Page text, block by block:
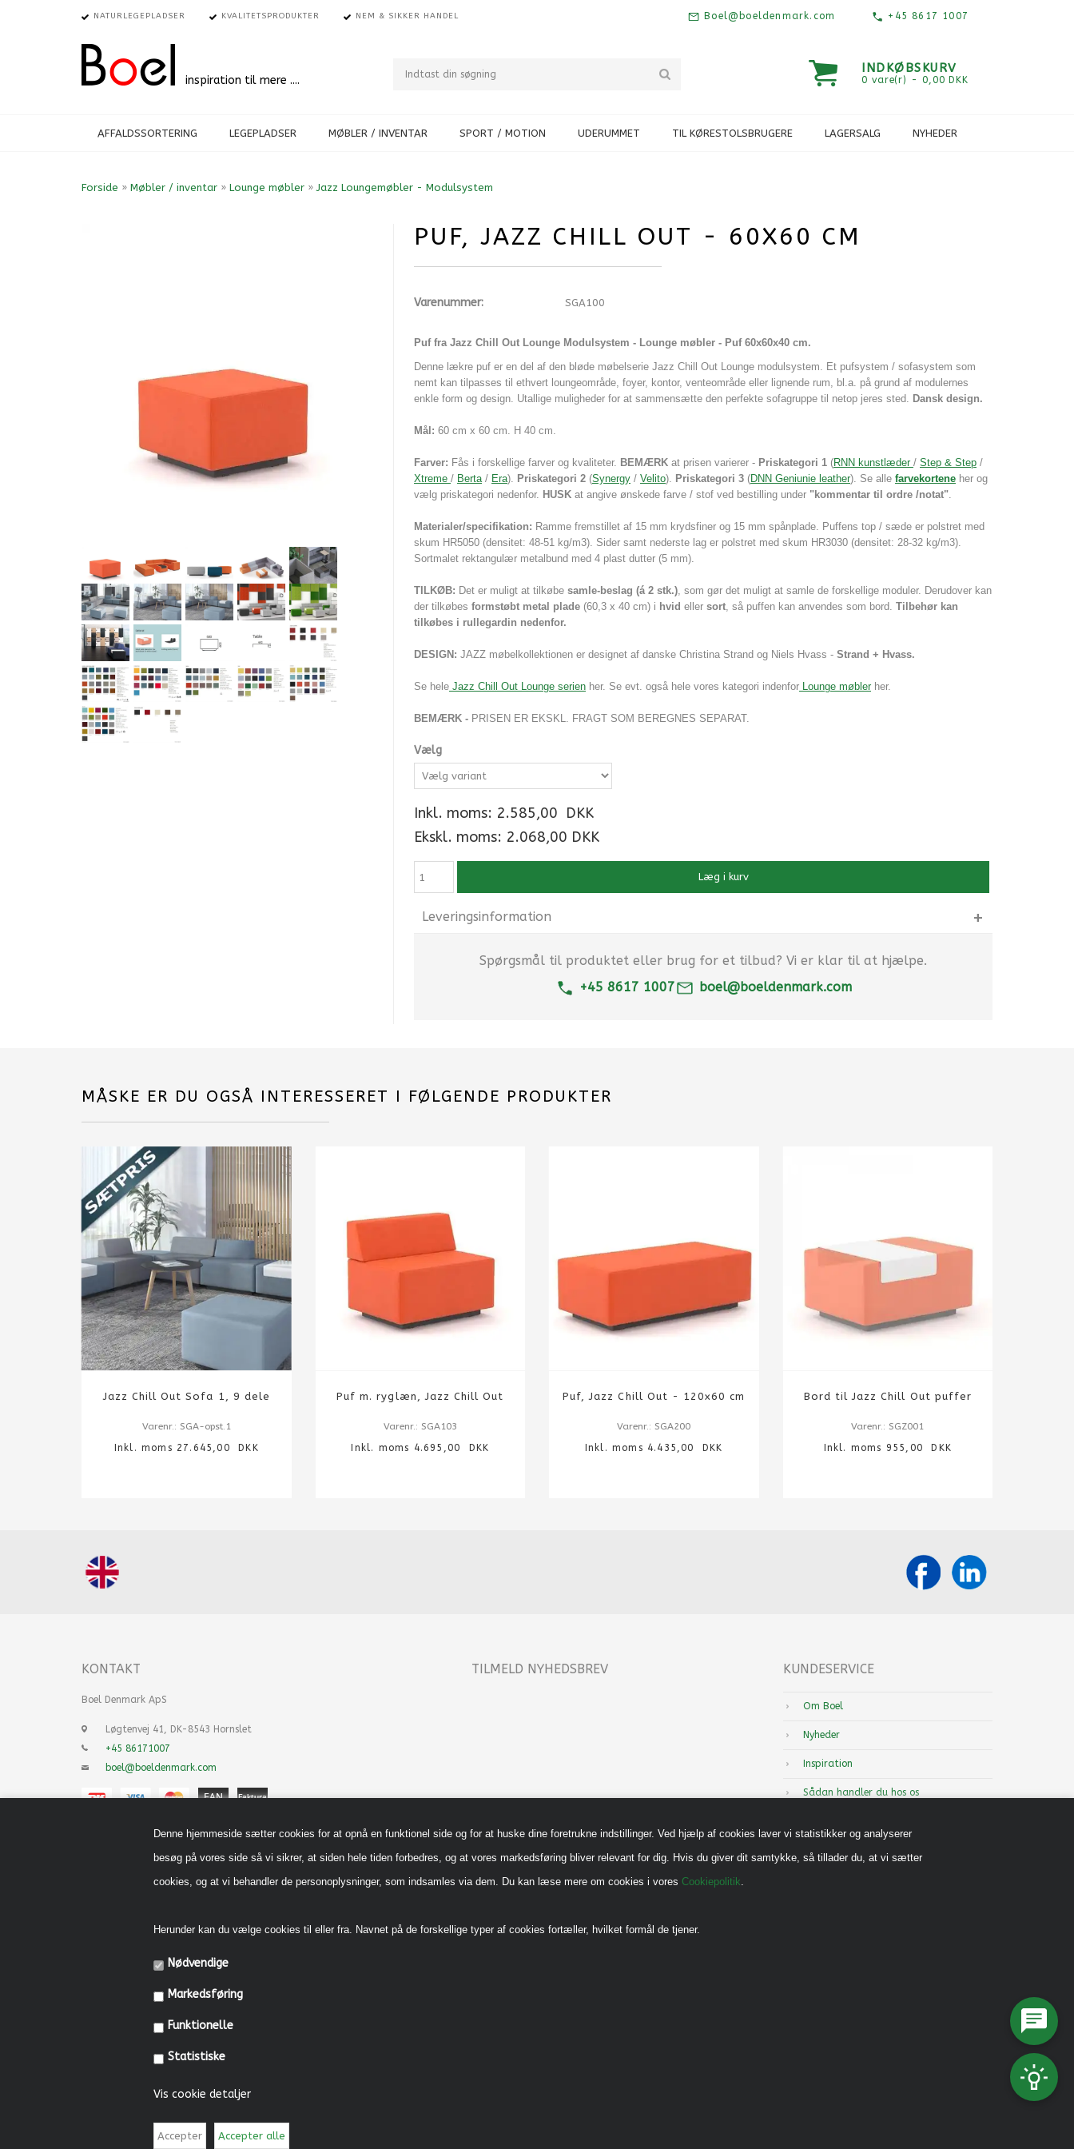
Denne hjemmeside sætter cookies for at opnå en funktionel side og for at huske dine foretrukne indstillinger. Ved hjælp af cookies laver vi statistikker og analyserer
besøg på vores side så vi sikrer, at siden hele tiden forbedres, og at vores markedsføring bliver relevant for dig. Hvis du giver dit samtykke, så tillader du, at vi sætter
cookies, og at vi behandler de personoplysninger, som indsamles via dem. Du kan læse mere om cookies i vores Cookiepolitik.
Herunder kan du vælge cookies til eller fra. Navnet på de forskellige typer af cookies fortæller, hvilket formål de tjener.
Nødvendige
Markedsføring
Funktionelle
Statistiske
Vis cookie detaljer
NATURLEGEPLADSER KVALITETSPRODUKTER NEM & SIKKER HANDEL +45 8617 1007
Boel@boeldenmark.com
inspiration til mere ....
INDKØBSKURV
0 vare(r) - 0,00 DKK
AFFALDSSORTERING LEGEPLADSER MØBLER / INVENTAR SPORT / MOTION UDERUMMET TIL KØRESTOLSBRUGERE LAGERSALG NYHEDER
Forside » Møbler / inventar » Lounge møbler »Jazz Loungemøbler - Modulsystem
PUF, JAZZ CHILL OUT - 60X60 CM
Varenummer: SGA100
Puf fra Jazz Chill Out Lounge Modulsystem - Lounge møbler - Puf 60x60x40 cm.
Denne lækre puf er en del af den bløde møbelserie Jazz Chill Out Lounge modulsystem. Et pufsystem / sofasystem som
nemt kan tilpasses til ethvert loungeområde, foyer, kontor, venteområde eller lignende rum, bl.a. på grund af modulernes
enkle form og design. Utallige muligheder for at sammensætte den perfekte sofagruppe til netop jeres sted. Dansk design.
Mål: 60 cm x 60 cm. H 40 cm.
Farver: Fås i forskellige farver og kvaliteter. BEMÆRK at prisen varierer - Priskategori 1 (RNN kunstlæder / Step & Step /
Xtreme / Berta/ Era). Priskategori 2 (Synergy / Velito). Priskategori 3 (DNN Geniunie leather). Se alle farvekortene her og
vælg priskategori nedenfor. HUSK at angive ønskede farve / stof ved bestilling under "kommentar til ordre /notat".
Materialer/specifikation: Ramme fremstillet af 15 mm krydsfiner og 15 mm spånplade. Puffens top / sæde er polstret med
skum HR5050 (densitet: 48-51 kg/m3). Sider samt nederste lag er polstret med skum HR3030 (densitet: 28-32 kg/m3).
Sortmalet rektangulær metalbund med 4 plast dutter (5 mm).
TILKØB: Det er muligt at tilkøbe samle-beslag (á 2 stk.), som gør det muligt at samle de forskellige moduler. Derudover kan
der tilkøbes formstøbt metal plade (60,3 x 40 cm) i hvid eller sort, så puffen kan anvendes som bord. Tilbehør kan
tilkøbes i rullegardin nedenfor.
DESIGN: JAZZ møbelkollektionen er designet af danske Christina Strand og Niels Hvass - Strand + Hvass.
Se hele Jazz Chill Out Lounge serien her. Se evt. også hele vores kategori indenfor Lounge møbler her.
BEMÆRK - PRISEN ER EKSKL. FRAGT SOM BEREGNES SEPARAT.
Vælg
Inkl. moms: 2.585,00 DKK
Ekskl. moms: 2.068,00 DKK
Læg i kurv
Leveringsinformation
Spørgsmål til produktet eller brug for et tilbud? Vi er klar til at hjælpe.
+45 8617 1007
boel@boeldenmark.com
MÅSKE ER DU OGSÅ INTERESSERET I FØLGENDE PRODUKTER
Jazz Chill Out Sofa 1, 9 dele
Varenr.: SGA-opst.1
Inkl. moms 27.645,00 DKK
Puf m. ryglæn, Jazz Chill Out
Varenr.: SGA103
Inkl. moms 4.695,00 DKK
Puf, Jazz Chill Out - 120x60 cm
Varenr.: SGA200
Inkl. moms 4.435,00 DKK
Bord til Jazz Chill Out puffer
Varenr.: SGZ001
Inkl. moms 955,00 DKK
KONTAKT
Boel Denmark ApS
Løgtenvej 41, DK-8543 Hornslet
+45 86171007
boel@boeldenmark.com
TILMELD NYHEDSBREV KUNDESERVICE
Om Boel
Nyheder
Inspiration
Sådan handler du hos os
Cookiepolitik